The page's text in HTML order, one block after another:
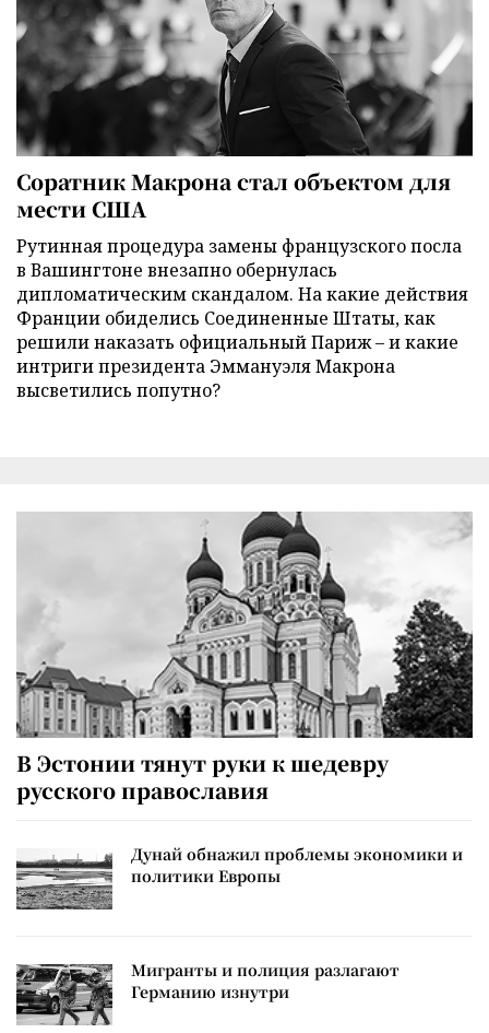
Соратник Макрона стал объектом для
мести США
Рутинная процедура замены французского посла
в Вашингтоне внезапно обернулась
дипломатическим скандалом. На какие действия
Франции обиделись Соединенные Штаты, как
решили наказать официальный Париж – и какие
интриги президента Эммануэля Макрона
высветились попутно?
В Эстонии тянут руки к шедевру
русского православия
Дунай обнажил проблемы экономики и
политики Европы
Мигранты и полиция разлагают
Германию изнутри